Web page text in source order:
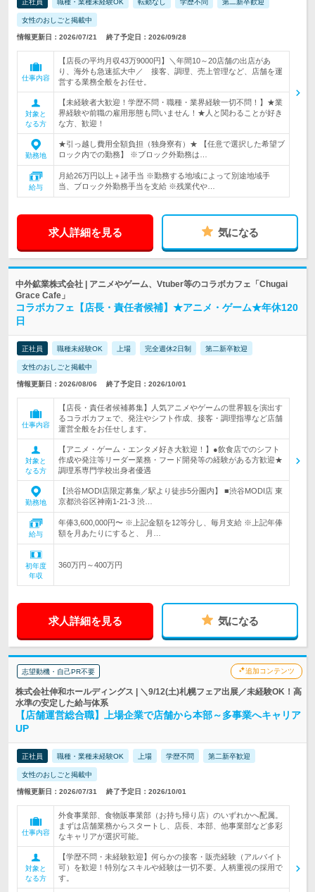
正社員 職種・業種未経験OK 転勤なし 学歴不問 第二新卒歓迎
女性のおしごと掲載中
情報更新日：2026/07/21 終了予定日：2026/09/28
仕事内容
【店長の平均月収43万9000円】＼年間10～20店舗の出店があ
り、海外も急速拡大中／ 接客、調理、売上管理など、店舗を運
営する業務全般をお任せ。
対象と
なる方
【未経験者大歓迎！学歴不問・職種・業界経験一切不問！】★業
界経験や前職の雇用形態も問いません！★人と関わることが好き
な方、歓迎！
勤務地
★引っ越し費用全額負担（独身寮有）★ 【任意で選択した希望ブ
ロック内での勤務】 ※ブロック外勤務は…
給与
月給26万円以上＋諸手当 ※勤務する地域によって別途地域手
当、ブロック外勤務手当を支給 ※残業代や…
求人詳細を見る 気になる
中外鉱業株式会社 | アニメやゲーム、Vtuber等のコラボカフェ「Chugai
Grace Cafe」
コラボカフェ【店長・責任者候補】★アニメ・ゲーム★年休120
日
正社員 職種未経験OK 上場 完全週休2日制 第二新卒歓迎
女性のおしごと掲載中
情報更新日：2026/08/06 終了予定日：2026/10/01
仕事内容
【店長・責任者候補募集】人気アニメやゲームの世界観を演出す
るコラボカフェで、発注やシフト作成、接客・調理指導など店舗
運営全般をお任せします。
対象と
なる方
【アニメ・ゲーム・エンタメ好き大歓迎！】●飲食店でのシフト
作成や発注等リーダー業務・フード開発等の経験がある方歓迎★
調理系専門学校出身者優遇
勤務地
【渋谷MODI店限定募集／駅より徒歩5分圏内】 ■渋谷MODI店 東
京都渋谷区神南1-21-3 渋…
給与
年俸3,600,000円〜 ※上記金額を12等分し、毎月支給 ※上記年俸
額を月あたりにすると、 月…
初年度
年収
360万円～400万円
求人詳細を見る 気になる
志望動機・自己PR不要 追加コンテンツ
株式会社伸和ホールディングス | ＼9/12(土)札幌フェア出展／未経験OK！高
水準の安定した給与体系
【店舗運営総合職】上場企業で店舗から本部～多事業へキャリア
UP
正社員 職種・業種未経験OK 上場 学歴不問 第二新卒歓迎
女性のおしごと掲載中
情報更新日：2026/07/31 終了予定日：2026/10/01
仕事内容
外食事業部、食物販事業部（お持ち帰り店）のいずれかへ配属。
まずは店舗業務からスタートし、店長、本部、他事業部など多彩
なキャリアが選択可能。
対象と
なる方
【学歴不問・未経験歓迎】何らかの接客・販売経験（アルバイト
可）を歓迎！特別なスキルや経験は一切不要。人柄重視の採用で
す。